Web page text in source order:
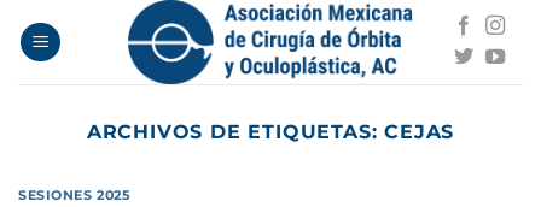
ARCHIVOS DE ETIQUETAS:CEJAS
SESIONES 2025